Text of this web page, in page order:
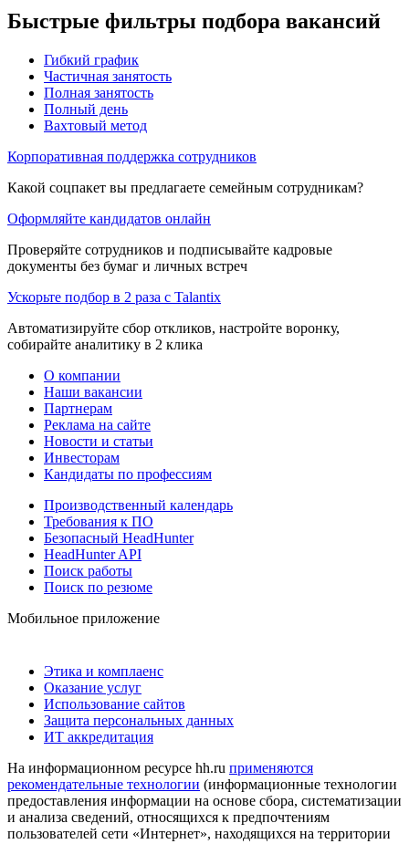
Быстрые фильтры подбора вакансий
Гибкий график
Частичная занятость
Полная занятость
Полный день
Вахтовый метод
Корпоративная поддержка сотрудников
Какой соцпакет вы предлагаете семейным сотрудникам?
Оформляйте кандидатов онлайн
Проверяйте сотрудников и подписывайте кадровые
документы без бумаг и личных встреч
Ускорьте подбор в 2 раза с Talantix
Автоматизируйте сбор откликов, настройте воронку,
собирайте аналитику в 2 клика
О компании
Наши вакансии
Партнерам
Реклама на сайте
Новости и статьи
Инвесторам
Кандидаты по профессиям
Производственный календарь
Требования к ПО
Безопасный HeadHunter
HeadHunter API
Поиск работы
Поиск по резюме
Мобильное приложение
Этика и комплаенс
Оказание услуг
Использование сайтов
Защита персональных данных
ИТ аккредитация
На информационном ресурсе hh.ru применяются
рекомендательные технологии (информационные технологии
предоставления информации на основе сбора, систематизации
и анализа сведений, относящихся к предпочтениям
пользователей сети «Интернет», находящихся на территории